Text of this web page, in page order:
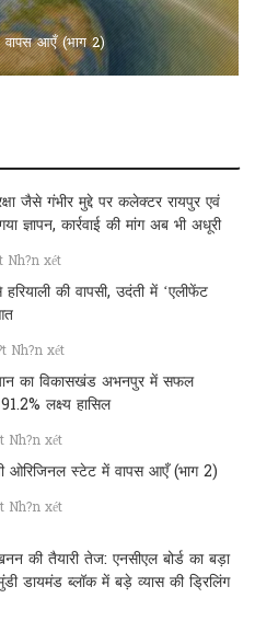
बोर्ड का बड़ा फैसला, बलौदा-
को मंजूरी
जैसे गंभीर मुद्दे पर कलेक्टर रायपुर एवं
ज्ञापन, कार्रवाई की मांग अब भी अधूरी
Nh?n xét
की वापसी, उदंती में ‘एलीफेंट
Nh?n xét
का विकासखंड अभनपुर में सफल
लक्ष्य हासिल
Nh?n xét
ओरिजिनल स्टेट में वापस आएँ (भाग 2)
Nh?n xét
की तैयारी तेज: एनसीएल बोर्ड का बड़ा
डायमंड ब्लॉक में बड़े व्यास की ड्रिलिंग